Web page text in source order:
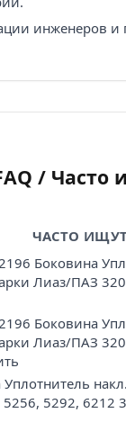
инженеров и
/ Часто
ЧАСТО
Боковина
Лиаз/ПАЗ
Боковина
Лиаз/ПАЗ
Уплотнитель
5292, 6212